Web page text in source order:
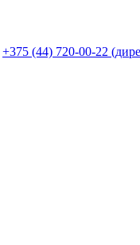
+375 (44) 720-00-22